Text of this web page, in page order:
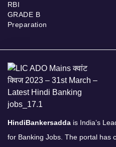
RBI
GRADE B
Preparation
HindiBankersadda is India’s
for Banking Jobs. The portal has